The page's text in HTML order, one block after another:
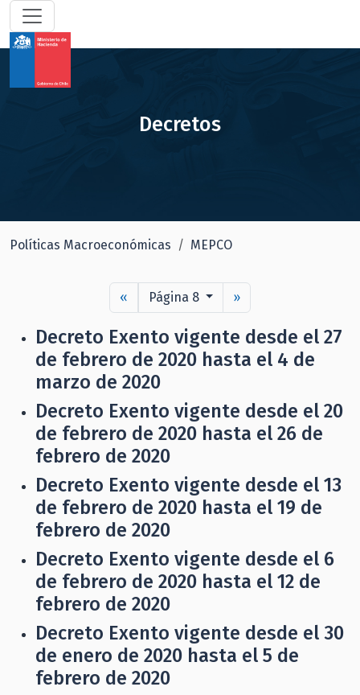
Decretos
Políticas Macroeconómicas MEPCO
« Página 8 »
Decreto Exento vigente desde el 27
de febrero de 2020 hasta el 4 de
marzo de 2020
Decreto Exento vigente desde el 20
de febrero de 2020 hasta el 26 de
febrero de 2020
Decreto Exento vigente desde el 13
de febrero de 2020 hasta el 19 de
febrero de 2020
Decreto Exento vigente desde el 6
de febrero de 2020 hasta el 12 de
febrero de 2020
Decreto Exento vigente desde el 30
de enero de 2020 hasta el 5 de
febrero de 2020